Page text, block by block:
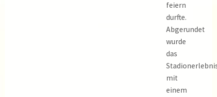
feiern
durfte.
Abgerundet
wurde
das
mit
einem